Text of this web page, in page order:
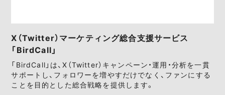
X（Twitter）マーケティング総合支援サービス
「BirdCall」
「BirdCall」は、X（Twitter）キャンペーン・運用・分析を一貫
サポートし、フォロワーを増やすだけでなく、ファンにする
ことを目的とした総合戦略を提供します。